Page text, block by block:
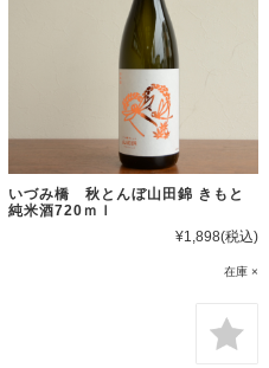
いづみ橋 秋とんぼ山田錦 きもと
純米酒720ｍｌ
¥1,898(税込)
在庫 ×